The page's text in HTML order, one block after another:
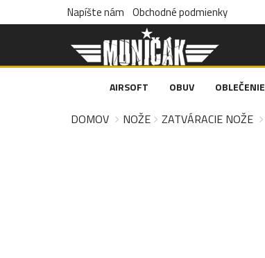
Napíšte nám Obchodné podmienky
AIRSOFT OBUV OBLEČENIE
DOMOV NOŽE ZATVÁRACIE NOŽE